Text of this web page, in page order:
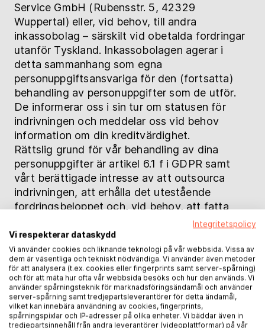
Service GmbH (Rubensstr. 5, 42329
Wuppertal) eller, vid behov, till andra
inkassobolag – särskilt vid obetalda fordringar
utanför Tyskland. Inkassobolagen agerar i
detta sammanhang som egna
personuppgiftsansvariga för den (fortsatta)
behandling av personuppgifter som de utför.
De informerar oss i sin tur om statusen för
indrivningen och meddelar oss vid behov
information om din kreditvärdighet.
Rättslig grund för vår behandling av dina
personuppgifter är artikel 6.1 f i GDPR samt
vårt berättigade intresse av att outsourca
indrivningen, att erhålla det utestående
fordringsbeloppet och, vid behov, att fatta
beslut om att väcka talan i domstol för att
göra fordran gällande. Under de
förutsättningar som anges i artikel 21.1 i GDPR
har du rätt att när som helst invända mot
behandlingen. Vänd dig i så fall till
datenschutz@bod.de.
Integritetspolicy
Vi respekterar dataskydd
Vi använder cookies och liknande teknologi på vår webbsida. Vissa av
dem är väsentliga och tekniskt nödvändiga. Vi använder även metoder
för att analysera (t.ex. cookies eller fingerprints samt server-spårning)
och för att mäta hur ofta vår webbsida besöks och hur den används. Vi
använder spårningsteknik för marknadsföringsändamål och använder
server-spårning samt tredjepartsleverantörer för detta ändamål,
vilket kan innebära användning av cookies, fingerprints,
spårningspixlar och IP-adresser på olika enheter. Vi bäddar även in
tredjepartsinnehåll från andra leverantörer (videoplattformar) på vår